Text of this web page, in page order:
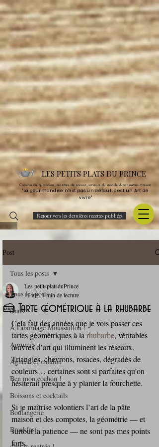
LES PETITS PLATS DU PRINCE
Cuisine du quotidien, recettes de saison, saveurs du monde & conserves maison
"La gourmandise n'est pas un défaut, c'est un Art de
vivre"
Retour vers les dernières recettes publiées
Post
Tous les posts
abats
A l'abordage Moussaillon !
Agrumes
Agneau et mouton
Ben mon cochon !
Boissons et cocktails
Boulangerie
Breakfast
Tous les posts
🍰 Tarte géométrique à la rhubarbe
Les petitsplatsduPrince
11 avr.4 min de lecture
Cela fait des années que je vois passer ces
tartes géométriques à la rhubarbe, véritables
œuvres d’art qui illuminent les réseaux.
Triangles, chevrons, rosaces, dégradés de
couleurs… certaines sont si parfaites qu’on
hésiterait presque à y planter la fourchette.
Si je maîtrise volontiers l’art de la pâte
maison et des compotes, la géométrie — et
surtout la patience — ne sont pas mes points
forts.